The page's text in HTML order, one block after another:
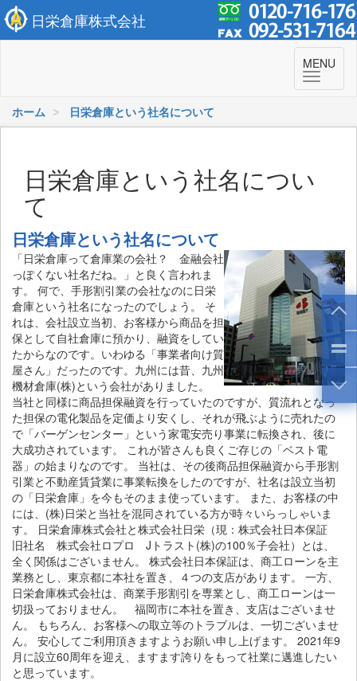
日栄倉庫株式会社
MENU
ホーム 日栄倉庫という社名について
日栄倉庫という社名につい
て
日栄倉庫という社名について
「日栄倉庫って倉庫業の会社？ 金融会社
っぽくない社名だね。」と良く言われま
す。 何で、手形割引業の会社なのに日栄
倉庫という社名になったのでしょう。 そ
れは、会社設立当初、お客様から商品を担
保として自社倉庫に預かり、融資をしてい
たからなのです。いわゆる「事業者向け質
屋さん」だったのです。九州には昔、九州
機材倉庫(株)という会社がありました。
当社と同様に商品担保融資を行っていたのですが、質流れとなっ
た担保の電化製品を定価より安くし、それが飛ぶように売れたの
で「バーゲンセンター」という家電安売り事業に転換され、後に
大成功されています。 これが皆さんも良くご存じの「ベスト電
器」の始まりなのです。 当社は、その後商品担保融資から手形割
引業と不動産賃貸業に事業転換をしたのですが、社名は設立当初
の「日栄倉庫」を今もそのまま使っています。 また、お客様の中
には、(株)日栄と当社を混同されている方が時々いらっしゃいま
す。 日栄倉庫株式会社と株式会社日栄（現：株式会社日本保証
旧社名 株式会社ロプロ Jトラスト(株)の100％子会社）とは、
全く関係はございません。 株式会社日本保証は、商工ローンを主
業務とし、東京都に本社を置き、４つの支店があります。 一方、
日栄倉庫株式会社は、商業手形割引を専業とし、商工ローンは一
切扱っておりません。 福岡市に本社を置き、支店はございませ
ん。 もちろん、お客様への取立等のトラブルは、一切ございませ
ん。 安心してご利用頂きますようお願い申し上げます。 2021年9
月に設立60周年を迎え、ますます誇りをもって社業に邁進したい
と思っています。